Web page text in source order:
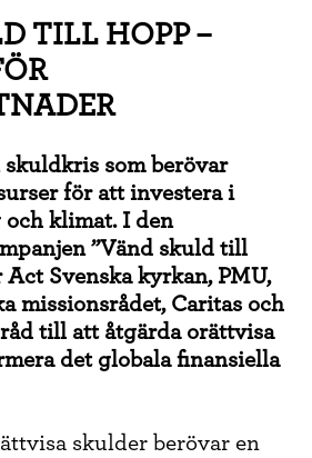
TILL HOPP –
som berövar
för att investera i
klimat. I den
”Vänd skuld till
Svenska kyrkan, PMU,
missionsrådet, Caritas och
till att åtgärda orättvisa
det globala finansiella
skulder berövar en